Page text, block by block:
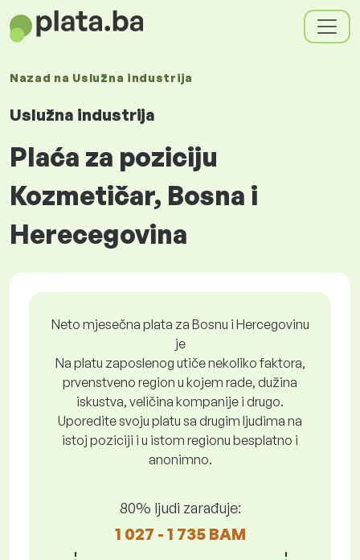
Nazad na Uslužna industrija
Uslužna industrija
Plaća za poziciju
Kozmetičar, Bosna i
Herecegovina
Neto mjesečna plata za Bosnu i Hercegovinu
je
Na platu zaposlenog utiče nekoliko faktora,
prvenstveno region u kojem rade, dužina
iskustva, veličina kompanije i drugo.
Uporedite svoju platu sa drugim ljudima na
istoj poziciji i u istom regionu besplatno i
anonimno.
80% ljudi zarađuje:
1 027 - 1 735 BAM